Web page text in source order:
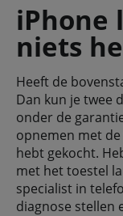
iPhone
niets
Heeft de
Dan kun je twee
onder de
opnemen met
hebt gekocht.
met het toestel
specialist in
diagnose stellen